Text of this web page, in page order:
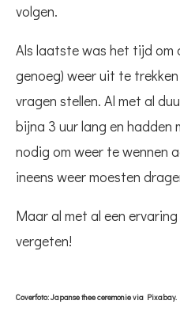
volgen.
Als laatste was het tijd om
genoeg) weer uit te
vragen stellen. Al met al
bijna 3 uur lang en hadden
nodig om weer te wennen
ineens weer moesten
Maar al met al een
vergeten!
Coverfoto: Japanse thee ceremonie via Pixabay.